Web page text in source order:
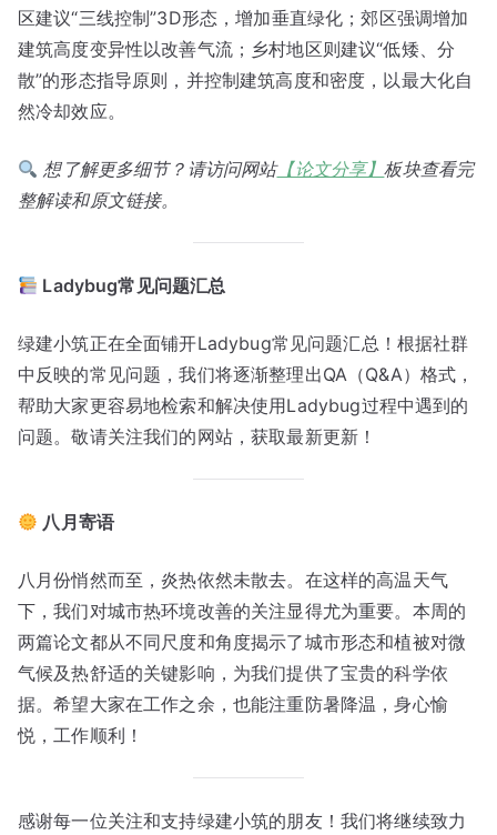
区建议“三线控制”3D形态，增加垂直绿化；郊区强调增加
建筑高度变异性以改善气流；乡村地区则建议“低矮、分
散”的形态指导原则，并控制建筑高度和密度，以最大化自
然冷却效应。
想了解更多细节？请访问网站【论文分享】板块查看完
整解读和原文链接。
Ladybug常见问题汇总
绿建小筑正在全面铺开Ladybug常见问题汇总！根据社群
中反映的常见问题，我们将逐渐整理出QA（Q&A）格式，
帮助大家更容易地检索和解决使用Ladybug过程中遇到的
问题。敬请关注我们的网站，获取最新更新！
八月寄语
八月份悄然而至，炎热依然未散去。在这样的高温天气
下，我们对城市热环境改善的关注显得尤为重要。本周的
两篇论文都从不同尺度和角度揭示了城市形态和植被对微
气候及热舒适的关键影响，为我们提供了宝贵的科学依
据。希望大家在工作之余，也能注重防暑降温，身心愉
悦，工作顺利！
感谢每一位关注和支持绿建小筑的朋友！我们将继续致力